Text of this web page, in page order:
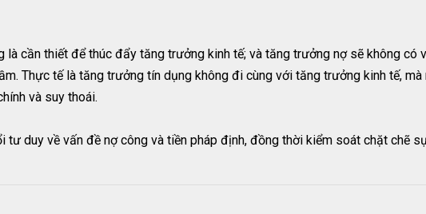
cần thiết để thúc đẩy tăng trưởng kinh tế; và tăng trưởng nợ sẽ không có
Thực tế là tăng trưởng tín dụng không đi cùng với tăng trưởng kinh tế,
và suy thoái.
duy về vấn đề nợ công và tiền pháp định, đồng thời kiểm soát chặt chẽ